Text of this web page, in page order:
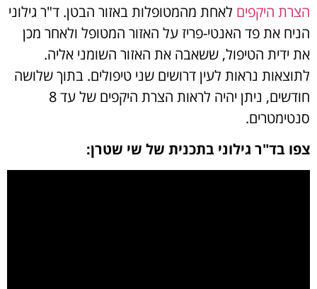
הצרת היקפים לאחת מהמטופלות באזור הבטן. ד"ר גילוני
הניח את פד האנטי-פריז על האזור המטופל ולאחר מכן
את ידית הטיפול, ששאבה את האזור השומני אליה.
לתוצאות נראות לעין דרושים שני טיפולים. בתוך שלושה
חודשים, ניתן יהיה לראות הצרת היקפים של עד 8
סנטימטרים.
צפו בד"ר גילוני בתכנית של שי שטרן: